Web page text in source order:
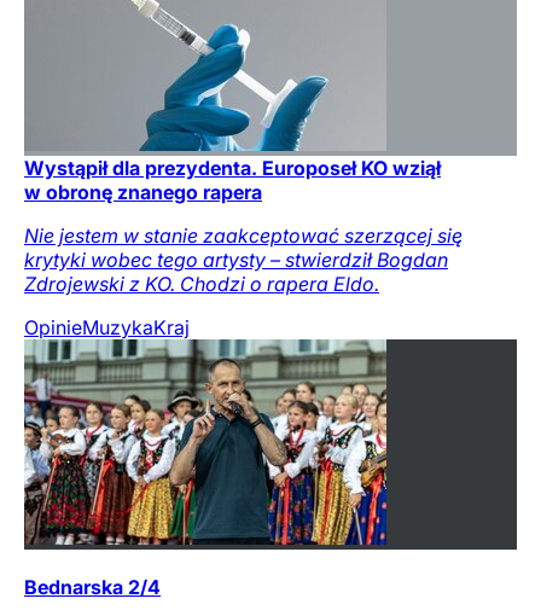
Wystąpił dla prezydenta. Europoseł KO wziął
w obronę znanego rapera
Nie jestem w stanie zaakceptować szerzącej się
krytyki wobec tego artysty – stwierdził Bogdan
Zdrojewski z KO. Chodzi o rapera Eldo.
OpinieMuzykaKraj
Bednarska 2/4